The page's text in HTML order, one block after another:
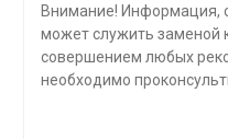
Внимание! Информация,
может служить заменой
совершением любых
необходимо